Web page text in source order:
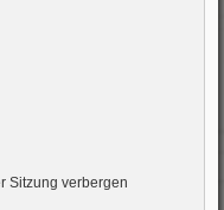
Sitzung verbergen